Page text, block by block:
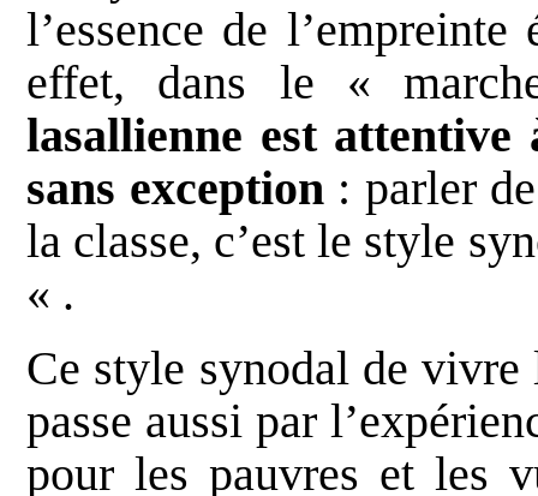
l’essence de
effet, dans le «
lasallienne est attentive
sans exception : parler
la classe, c’est le style
« .
Ce style synodal de
passe aussi par
pour les pauvres et les